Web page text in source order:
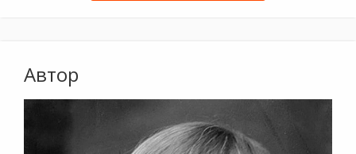
Автор